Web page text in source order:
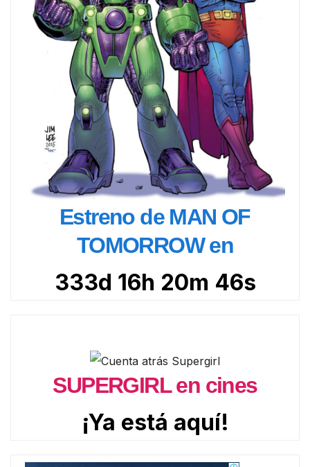
Estreno de MAN OF
TOMORROW en
333d 16h 20m 45s
SUPERGIRL en cines
¡Ya está aquí!